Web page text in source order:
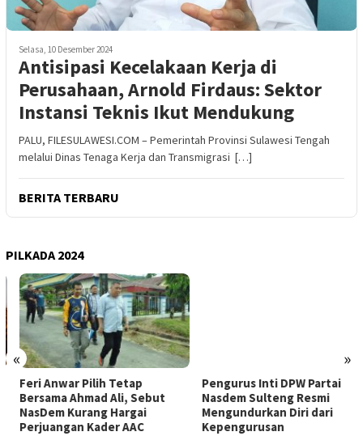
Selasa, 10 Desember 2024
Antisipasi Kecelakaan Kerja di
Perusahaan, Arnold Firdaus: Sektor
Instansi Teknis Ikut Mendukung
PALU, FILESULAWESI.COM – Pemerintah Provinsi Sulawesi Tengah
melalui Dinas Tenaga Kerja dan Transmigrasi […]
BERITA TERBARU
PILKADA 2024
« »
Feri Anwar Pilih Tetap
Bersama Ahmad Ali, Sebut
NasDem Kurang Hargai
Perjuangan Kader AAC
Pengurus Inti DPW Partai
Nasdem Sulteng Resmi
Mengundurkan Diri dari
Kepengurusan